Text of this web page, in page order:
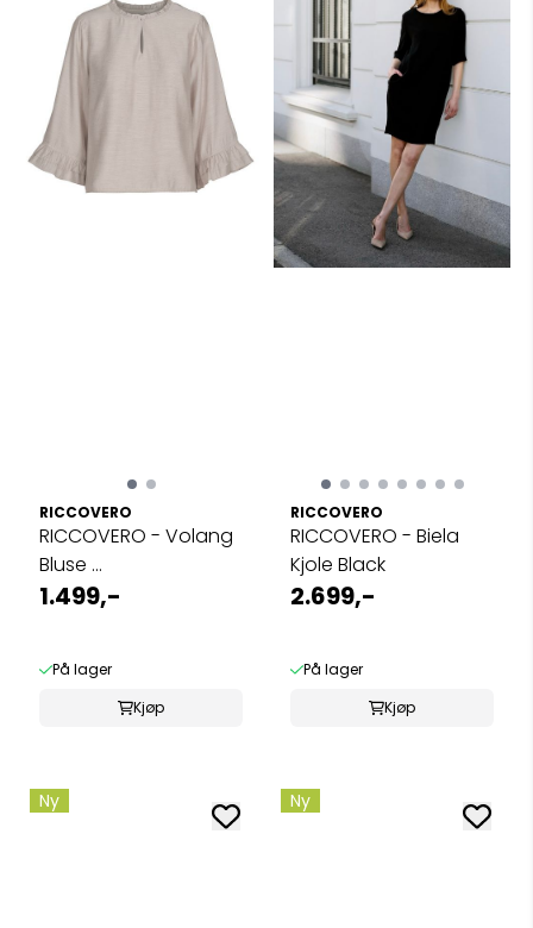
RICCOVERO
RICCOVERO - Volang
Bluse ...
1.499,-
På lager
Kjøp
RICCOVERO
RICCOVERO - Biela
Kjole Black
2.699,-
På lager
Kjøp
Ny Ny